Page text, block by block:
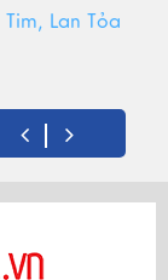
Lan Tỏa